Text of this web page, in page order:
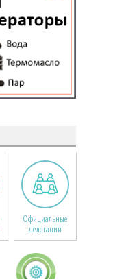
Официальные
делегации